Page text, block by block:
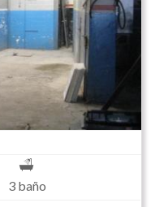
3 baño